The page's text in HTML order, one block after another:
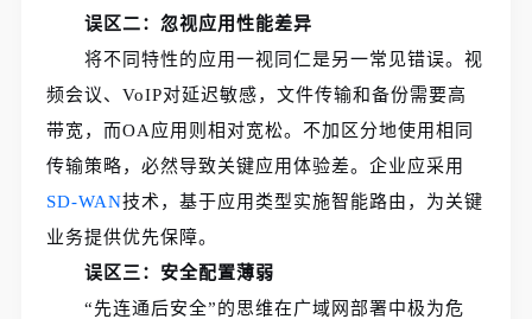
误区二：忽视应用性能差异
将不同特性的应用一视同仁是另一常见错误。视
频会议、VoIP对延迟敏感，文件传输和备份需要高
带宽，而OA应用则相对宽松。不加区分地使用相同
传输策略，必然导致关键应用体验差。企业应采用
SD-WAN技术，基于应用类型实施智能路由，为关键
业务提供优先保障。
误区三：安全配置薄弱
“先连通后安全”的思维在广域网部署中极为危